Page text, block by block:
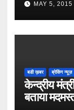
MAY 5, 2015
बडी ख़बर ब्रेकिंग न्यूज़
केन्द्रीय
बताया